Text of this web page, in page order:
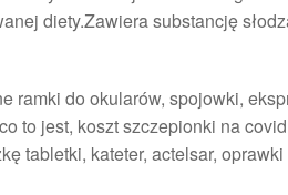
diety.Zawiera substancję
ramki do okularów, spojowki,
to jest, koszt szczepionki na
tabletki, kateter, actelsar,